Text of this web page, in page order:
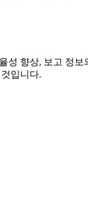
성 향상, 보고 정
입니다.